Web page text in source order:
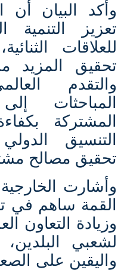
وأكد البيان أن
تعزيز التنمية
للعلاقات
تحقيق المزيد
والتقدم
المباحثات
المشتركة
التنسيق
تحقيق مصالح
وأشارت
القمة ساهم في
وزيادة التعاون
لشعبي البلدين،
واليقين على